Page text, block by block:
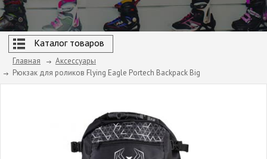
Каталог товаров
Главная
Аксессуары
Рюкзак для роликов Flying Eagle Portech Backpack Big